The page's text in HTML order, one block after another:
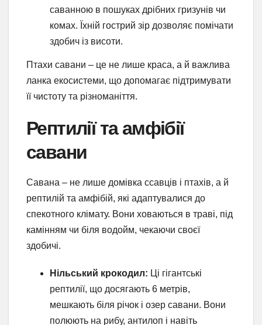
саванною в пошуках дрібних гризунів чи
комах. Їхній гострий зір дозволяє помічати
здобич із висоти.
Птахи савани – це не лише краса, а й важлива
ланка екосистеми, що допомагає підтримувати
її чистоту та різноманіття.
Рептилії та амфібії
савани
Савана – не лише домівка ссавців і птахів, а й
рептилій та амфібій, які адаптувалися до
спекотного клімату. Вони ховаються в траві, під
камінням чи біля водойм, чекаючи своєї
здобичі.
Нільський крокодил: Ці гігантські
рептилії, що досягають 6 метрів,
мешкають біля річок і озер савани. Вони
полюють на рибу, антилоп і навіть